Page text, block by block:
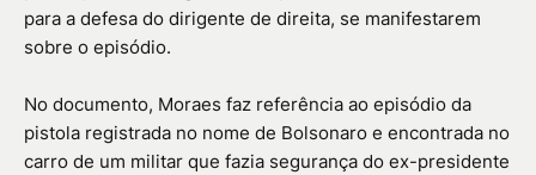
para a defesa do dirigente de direita, se manifestarem
sobre o episódio.
No documento, Moraes faz referência ao episódio da
pistola registrada no nome de Bolsonaro e encontrada no
carro de um militar que fazia segurança do ex-presidente